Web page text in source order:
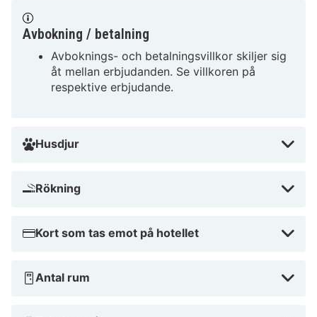
Avbokning / betalning
Avboknings- och betalningsvillkor skiljer sig
åt mellan erbjudanden. Se villkoren på
respektive erbjudande.
Husdjur
Rökning
Kort som tas emot på hotellet
Antal rum